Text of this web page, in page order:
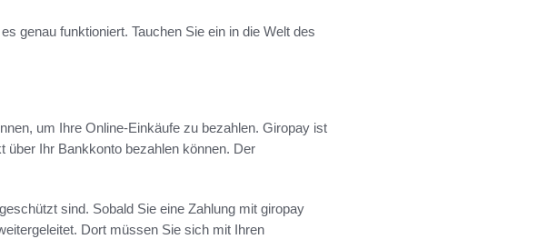
genau funktioniert. Tauchen Sie ein in die Welt des
um Ihre Online-Einkäufe zu bezahlen. Giropay ist
über Ihr Bankkonto bezahlen können. Der
sind. Sobald Sie eine Zahlung mit giropay
Dort müssen Sie sich mit Ihren